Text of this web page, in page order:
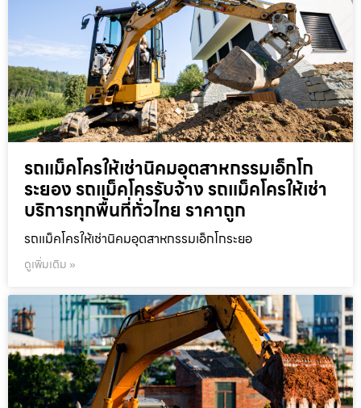
รถแม็คโครให้เช่านิคมอุตสาหกรรมเอ็กโก
ระยอง รถแม็คโครรับจ้าง รถแม็คโครให้เช่า
บริการทุกพื้นที่ทั่วไทย ราคาถูก
รถแม็คโครให้เช่านิคมอุตสาหกรรมเอ็กโกระยอ
ดูเพิ่มเติม »